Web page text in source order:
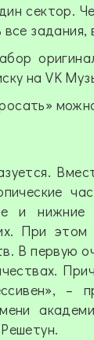
сектор.
на VK
и
При
В первую
–